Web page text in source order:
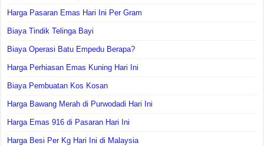
Harga Pasaran Emas Hari Ini Per Gram
Biaya Tindik Telinga Bayi
Biaya Operasi Batu Empedu Berapa?
Harga Perhiasan Emas Kuning Hari Ini
Biaya Pembuatan Kos Kosan
Harga Bawang Merah di Purwodadi Hari Ini
Harga Emas 916 di Pasaran Hari Ini
Harga Besi Per Kg Hari Ini di Malaysia